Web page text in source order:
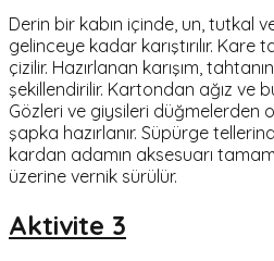
Derin bir kabın içinde, un, tutkal
gelinceye kadar karıştırılır.
çizilir. Hazırlanan karışım,
şekillendirilir. Kartondan ağız ve
Gözleri ve giysileri düğmelerden
şapka hazırlanır. Süpürge
kardan adamın aksesuarı
üzerine vernik sürülür.
Aktivite 3